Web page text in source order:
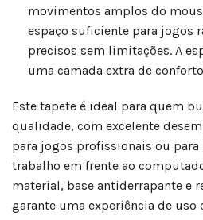
movimentos amplos do
espaço suficiente para jogos
precisos sem limitações. A
uma camada extra de
Este tapete é ideal para quem
qualidade, com excelente
para jogos profissionais ou para
trabalho em frente ao
material, base antiderrapante e
garante uma experiência de uso